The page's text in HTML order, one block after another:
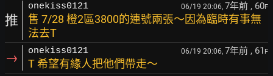
推
onekiss0121 06/19 20:06, 7年前 , 60F
售 7/28 橙2區3800的連號兩張～因為臨時有事無
法去T
→ onekiss0121 06/19 20:06, 7年前 , 61 F
T 希望有緣人把他們帶走～